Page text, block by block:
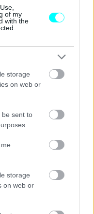
of my
with the
storage
on web or
be sent to
storage
on web orγια να μην
του